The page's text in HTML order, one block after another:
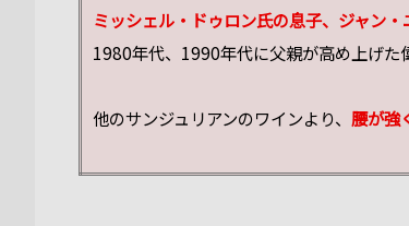
ミッシェル・ドゥロン氏の息子、ジャン・
1980年代、1990年代に父親が高め上げた
他のサンジュリアンのワインより、 腰が強